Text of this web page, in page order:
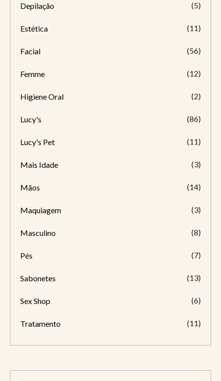
Depilação (5)
Estética (11)
Facial (56)
Femme (12)
Higiene Oral (2)
Lucy's (86)
Lucy's Pet (11)
Mais Idade (3)
Mãos (14)
Maquiagem (3)
Masculino (8)
Pés (7)
Sabonetes (13)
Sex Shop (6)
Tratamento (11)